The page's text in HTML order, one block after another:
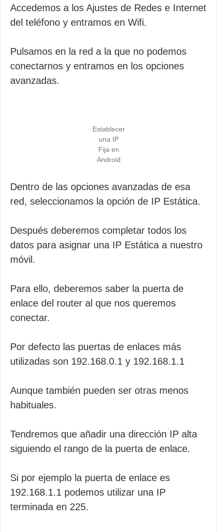
Accedemos a los Ajustes de Redes e Internet
del teléfono y entramos en Wifi.
Pulsamos en la red a la que no podemos
conectarnos y entramos en los opciones
avanzadas.
Establecer
una IP
Fija en
Android
Dentro de las opciones avanzadas de esa
red, seleccionamos la opción de IP Estática.
Después deberemos completar todos los
datos para asignar una IP Estática a nuestro
móvil.
Para ello, deberemos saber la puerta de
enlace del router al que nos queremos
conectar.
Por defecto las puertas de enlaces más
utilizadas son 192.168.0.1 y 192.168.1.1
Aunque también pueden ser otras menos
habituales.
Tendremos que añadir una dirección IP alta
siguiendo el rango de la puerta de enlace.
Si por ejemplo la puerta de enlace es
192.168.1.1 podemos utilizar una IP
terminada en 225.